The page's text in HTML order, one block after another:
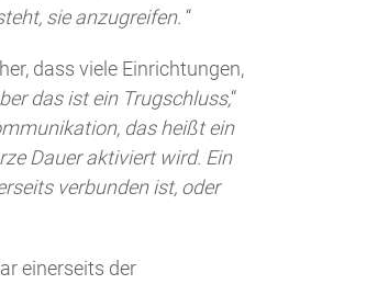
sie anzugreifen. “
dass viele Einrichtungen,
das ist ein Trugschluss,“
das heißt ein
Dauer aktiviert wird. Ein
verbunden ist, oder
einerseits der